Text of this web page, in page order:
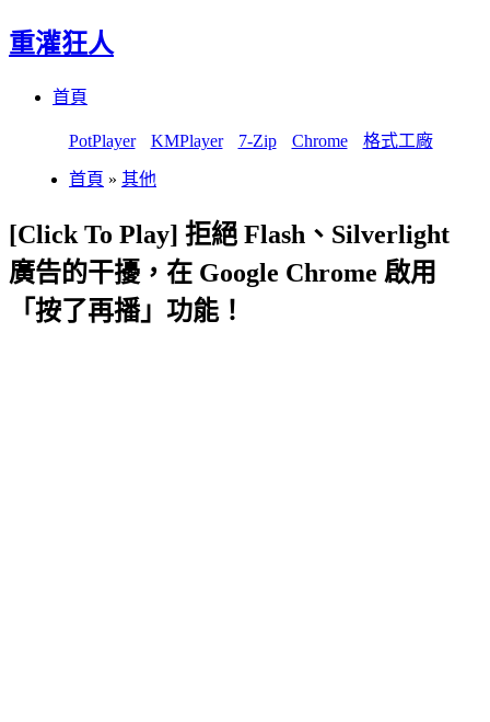
重灌狂人
首頁
PotPlayer KMPlayer 7-Zip Chrome 格式工廠
首頁 » 其他
[Click To Play] 拒絕 Flash、Silverlight
廣告的干擾，在 Google Chrome 啟用
「按了再播」功能！